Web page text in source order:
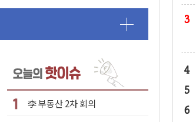
李 부동산 2차 회의